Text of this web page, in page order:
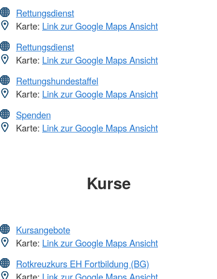
Rettungsdienst
Karte: Link zur Google Maps Ansicht
Rettungsdienst
Karte: Link zur Google Maps Ansicht
Rettungshundestaffel
Karte: Link zur Google Maps Ansicht
Spenden
Karte: Link zur Google Maps Ansicht
Kurse
Kursangebote
Karte: Link zur Google Maps Ansicht
Rotkreuzkurs EH Fortbildung (BG)